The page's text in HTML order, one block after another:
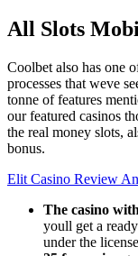
All Slots
Coolbet also has one
processes that weve
tonne of features
our featured casinos
the real money slots,
bonus.
Elit Casino Review
The casino
youll get a
under the